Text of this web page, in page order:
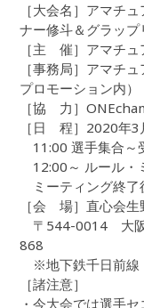
［大会名］アマチ
ナー修斗＆グラッ
［主 催］アマチ
［事務局］アマチ
プロモーション内）
［協 力］
［日 程］2020年3
11:00 選手集合～
12:00～ ルール・
ミーティング終了
［会 場］直心会
〒544-0014 大
868
※地下鉄千日前線
［諸注意］
・今大会では選手